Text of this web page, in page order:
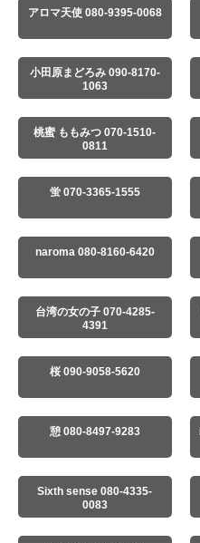
アロマ天使 080-9395-0068
小田原まどろみ 090-8170-
1063
桃蜜 ももみつ 070-1510-
0811
蛍 070-3365-1555
naroma 080-8160-6420
台湾の女の子 070-4285-
4391
桜 090-9058-5620
憩 080-8497-9283
Sixth sense 080-4335-
0083